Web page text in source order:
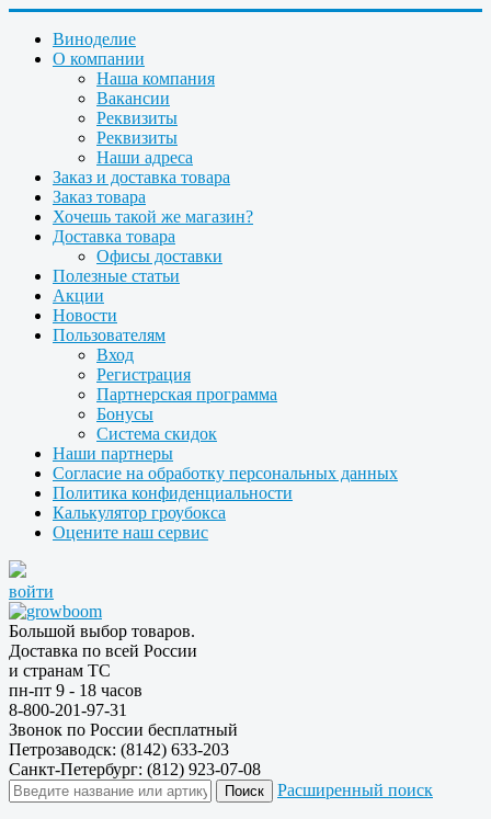
Виноделие
О компании
Наша компания
Вакансии
Реквизиты
Реквизиты
Наши адреса
Заказ и доставка товара
Заказ товара
Хочешь такой же магазин?
Доставка товара
Офисы доставки
Полезные статьи
Акции
Новости
Пользователям
Вход
Регистрация
Партнерская программа
Бонусы
Система скидок
Наши партнеры
Согласие на обработку персональных данных
Политика конфиденциальности
Калькулятор гроубокса
Оцените наш сервис
войти
Большой выбор товаров.
Доставка по всей России
и странам ТС
пн-пт 9 - 18 часов
8-800-201-97-31
Звонок по России бесплатный
Петрозаводск: (8142) 633-203
Санкт-Петербург: (812) 923-07-08
Расширенный поиск